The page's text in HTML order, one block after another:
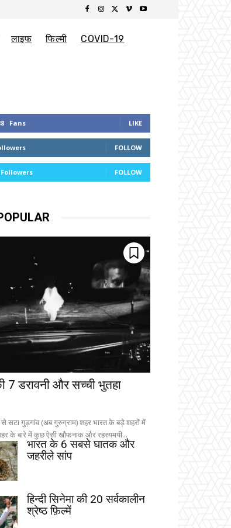
लाइफ फिल्मी
COVID-19
Fans LIKE
FOLLOW
Followers FOLLOW
7 डरावनी और सच्ची भुतहा
से सटा गुड़गांव (अब गुरुग्राम) शहर भारत के बड़े शहरों में
के बारे में कुछ ऐसी खौफनाक और रहस्यमयी...
भारत के 6 सबसे घातक और
जहरीले सांप
हिन्दी सिनेमा की 20 सर्वकालीन
श्रेष्ठ फ़िल्में